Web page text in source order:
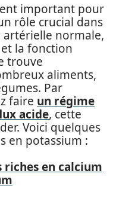
important pour
rôle crucial dans
artérielle normale,
la fonction
trouve
aliments,
Par
faire un régime
acide, cette
Voici quelques
en potassium :
riches en calcium